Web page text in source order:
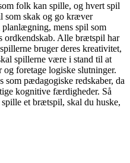
folk kan spille, og hvert spil
som skak og go kræver
mens spil som
ordkendskab. Alle brætspil har
bruger deres kreativitet,
spillerne være i stand til at
foretage logiske slutninger.
pædagogiske redskaber, da
kognitive færdigheder. Så
et brætspil, skal du huske,